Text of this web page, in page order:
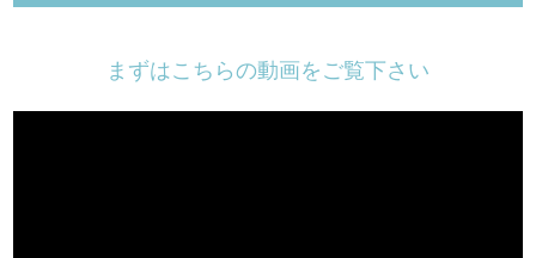
まずはこちらの動画をご覧下さい